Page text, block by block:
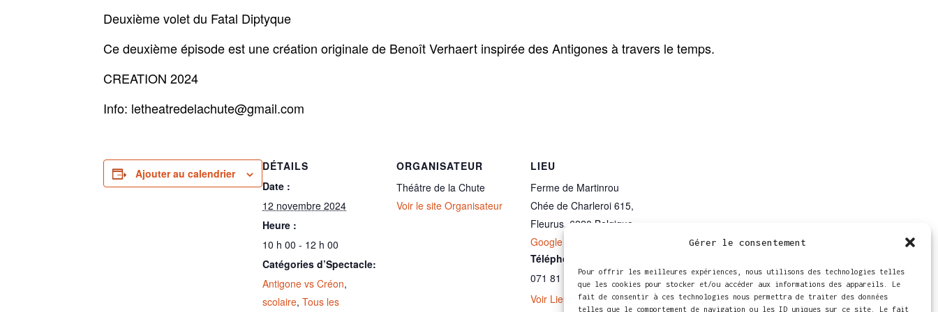
Gérer le consentement
Pour offrir les meilleures expériences, nous utilisons des technologies telles
que les cookies pour stocker et/ou accéder aux informations des appareils. Le
fait de consentir à ces technologies nous permettra de traiter des données
telles que le comportement de navigation ou les ID uniques sur ce site. Le fait
Deuxième volet du Fatal Diptyque
Ce deuxième épisode est une création originale de Benoît Verhaert inspirée des Antigones à travers le temps.
CREATION 2024
Info: letheatredelachute@gmail.com
Ajouter au calendrier
DÉTAILS
Date :
12 novembre 2024
Heure :
10 h 00 - 12 h 00
Catégories d’Spectacle:
Antigone vs Créon,
scolaire, Tous les
ORGANISATEUR
Théâtre de la Chute
Voir le site Organisateur
LIEU
Ferme de Martinrou
Chée de Charleroi 615,
Fleurus, 6220 Belgique
Google Map
Téléphone
071 81 63 32
Voir Lieu site web